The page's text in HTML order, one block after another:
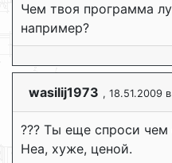
Чем твоя программа
например?
wasilij1973 , 18.51.2009
??? Ты еще спроси чем
Неа, хуже, ценой.